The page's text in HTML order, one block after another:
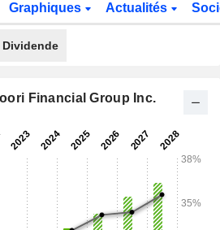
Graphiques Actualités
Dividende
Financial Group Inc.